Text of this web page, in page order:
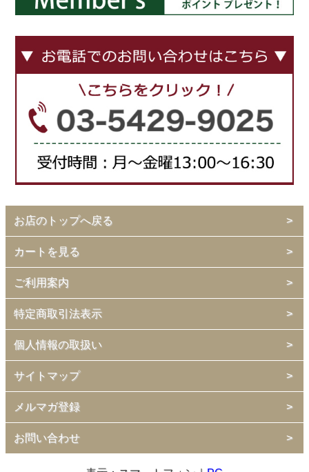
お店のトップへ戻る
カートを見る
ご利用案内
特定商取引法表示
個人情報の取扱い
サイトマップ
メルマガ登録
お問い合わせ